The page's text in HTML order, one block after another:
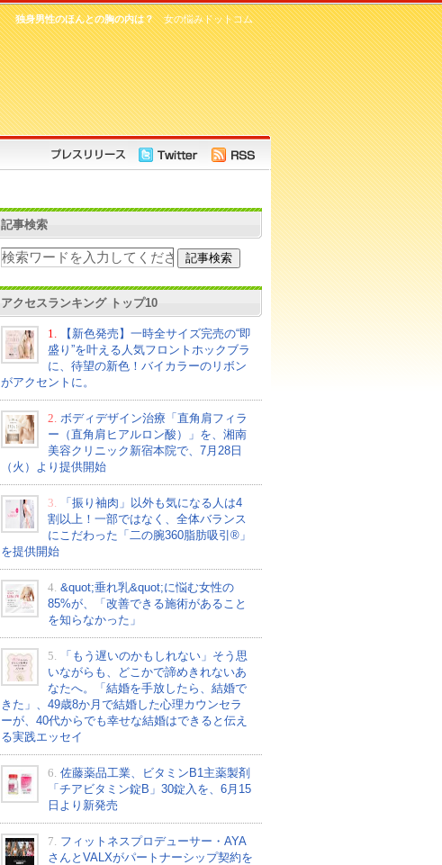
女の悩みドットコム
独身男性のほんとの胸の内は？
記事検索
アクセスランキング トップ10
1.
【新色発売】一時全サイズ完売の“即
盛り”を叶える人気フロントホックブラ
に、待望の新色！バイカラーのリボン
がアクセントに。
2. ボディデザイン治療「直角肩フィラ
ー（直角肩ヒアルロン酸）」を、湘南
美容クリニック新宿本院で、7月28日
（火）より提供開始
3.
「振り袖肉」以外も気になる人は4
割以上！一部ではなく、全体バランス
にこだわった「二の腕360脂肪吸引®」
を提供開始
4. &quot;垂れ乳&quot;に悩む女性の
85%が、「改善できる施術があること
を知らなかった」
5.
「もう遅いのかもしれない」そう思
いながらも、どこかで諦めきれないあ
なたへ。「結婚を手放したら、結婚で
きた」、49歳8か月で結婚した心理カウンセラ
ーが、40代からでも幸せな結婚はできると伝え
る実践エッセイ
6. 佐藤薬品工業、ビタミンB1主薬製剤
「チアビタミン錠B」30錠入を、6月15
日より新発売
7. フィットネスプロデューサー・AYA
さんとVALXがパートナーシップ契約を